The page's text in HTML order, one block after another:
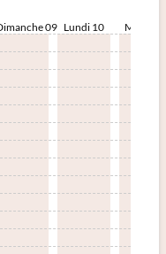
09 Lundi 10 Mardi 11